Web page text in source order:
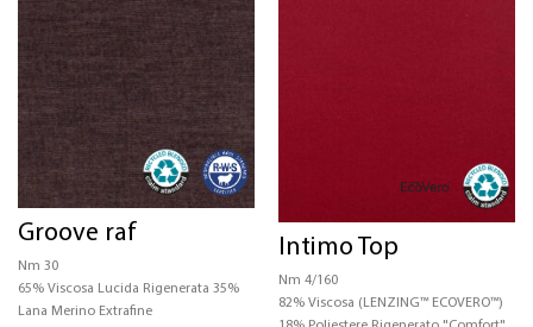
Groove raf
Nm 30
65% Viscosa Lucida Rigenerata 35%
Lana Merino Extrafine
Intimo Top
Nm 4/160
82% Viscosa (LENZING™ ECOVERO™)